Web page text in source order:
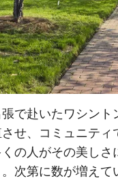
で赴いたワシント
せ、コミュニテ
の人がその美し
次第に数が増え